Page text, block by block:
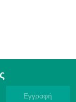
Εγγραφή